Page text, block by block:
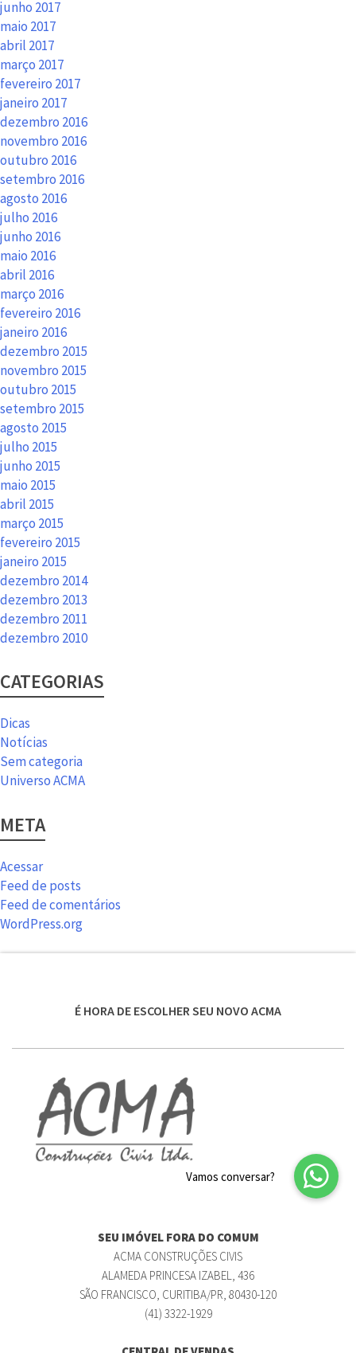
junho 2017
maio 2017
abril 2017
março 2017
fevereiro 2017
janeiro 2017
dezembro 2016
novembro 2016
outubro 2016
setembro 2016
agosto 2016
julho 2016
junho 2016
maio 2016
abril 2016
março 2016
fevereiro 2016
janeiro 2016
dezembro 2015
novembro 2015
outubro 2015
setembro 2015
agosto 2015
julho 2015
junho 2015
maio 2015
abril 2015
março 2015
fevereiro 2015
janeiro 2015
dezembro 2014
dezembro 2013
dezembro 2011
dezembro 2010
CATEGORIAS
Dicas
Notícias
Sem categoria
Universo ACMA
META
Acessar
Feed de posts
Feed de comentários
WordPress.org
É HORA DE ESCOLHER SEU NOVO ACMA
SEU IMÓVEL FORA DO COMUM
ACMA CONSTRUÇÕES CIVIS
ALAMEDA PRINCESA IZABEL, 436
SÃO FRANCISCO, CURITIBA/PR, 80430-120
(41) 3322-1929